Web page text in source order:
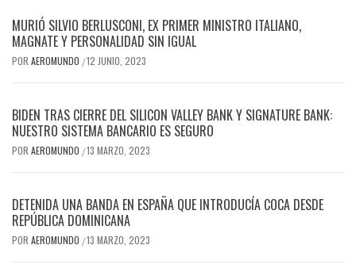
MURIÓ SILVIO BERLUSCONI, EX PRIMER MINISTRO ITALIANO,
MAGNATE Y PERSONALIDAD SIN IGUAL
POR AEROMUNDO /12 JUNIO, 2023
BIDEN TRAS CIERRE DEL SILICON VALLEY BANK Y SIGNATURE BANK:
NUESTRO SISTEMA BANCARIO ES SEGURO
POR AEROMUNDO /13 MARZO, 2023
DETENIDA UNA BANDA EN ESPAÑA QUE INTRODUCÍA COCA DESDE
REPÚBLICA DOMINICANA
POR AEROMUNDO /13 MARZO, 2023